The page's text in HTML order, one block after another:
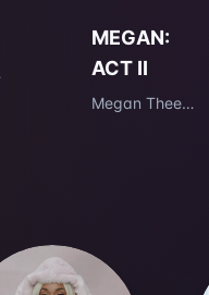
MEGAN:
ACT II
Megan Thee